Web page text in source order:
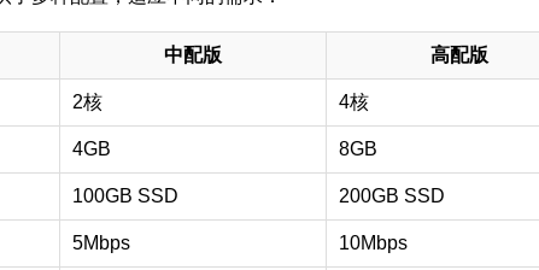
中配版 高配版
2核 4核
4GB 8GB
100GB SSD 200GB SSD
5Mbps 10Mbps